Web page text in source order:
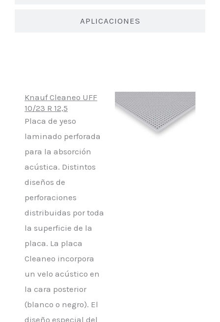
APLICACIONES
Knauf Cleaneo UFF
10/23 R 12,5
Placa de yeso
laminado perforada
para la absorción
acústica. Distintos
diseños de
perforaciones
distribuidas por toda
la superficie de la
placa. La placa
Cleaneo incorpora
un velo acústico en
la cara posterior
(blanco o negro). El
diseño especial del